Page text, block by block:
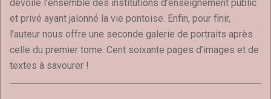
dévoile l’ensemble des institutions d’enseignement public
et privé ayant jalonné la vie pontoise. Enfin, pour finir,
l’auteur nous offre une seconde galerie de portraits après
celle du premier tome. Cent soixante pages d’images et de
textes à savourer !